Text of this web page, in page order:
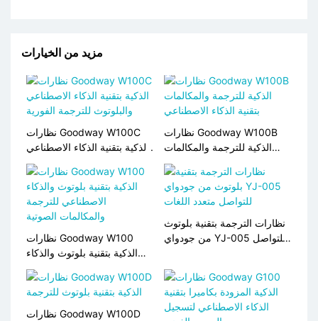
مزيد من الخيارات
نظارات Goodway W100C
الذكية بتقنية الذكاء الاصطناعي
والبلوتوث للترجمة الفورية
نظارات Goodway W100B
الذكية للترجمة والمكالمات
بتقنية الذكاء الاصطناعي
نظارات Goodway W100
الذكية بتقنية بلوتوث والذكاء
الاصطناعي للترجمة
والمكالمات الصوتية
نظارات الترجمة بتقنية بلوتوث
من جودواي YJ-005 للتواصل
نظارات Goodway W100D